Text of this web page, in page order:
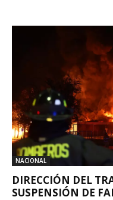
NACIONAL
DIRECCIÓN DEL
SUSPENSIÓN DE